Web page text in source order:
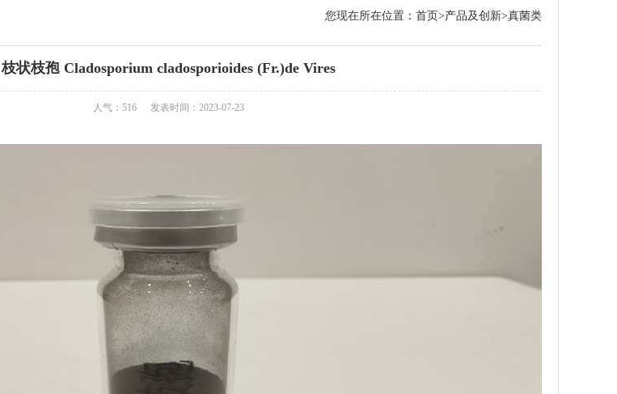
您现在所在位置： 首页>产品及创新>真菌类
枝状枝孢 Cladosporium cladosporioides (Fr.)de Vires
人气：516 发表时间：2023-07-23